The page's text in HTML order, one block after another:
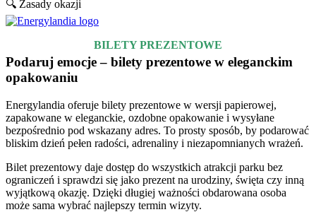
🔍 Zasady okazji
BILETY PREZENTOWE
Podaruj emocje – bilety prezentowe w eleganckim
opakowaniu
Energylandia oferuje bilety prezentowe w wersji papierowej,
zapakowane w eleganckie, ozdobne opakowanie i wysyłane
bezpośrednio pod wskazany adres. To prosty sposób, by podarować
bliskim dzień pełen radości, adrenaliny i niezapomnianych wrażeń.
Bilet prezentowy daje dostęp do wszystkich atrakcji parku bez
ograniczeń i sprawdzi się jako prezent na urodziny, święta czy inną
wyjątkową okazję. Dzięki długiej ważności obdarowana osoba
może sama wybrać najlepszy termin wizyty.